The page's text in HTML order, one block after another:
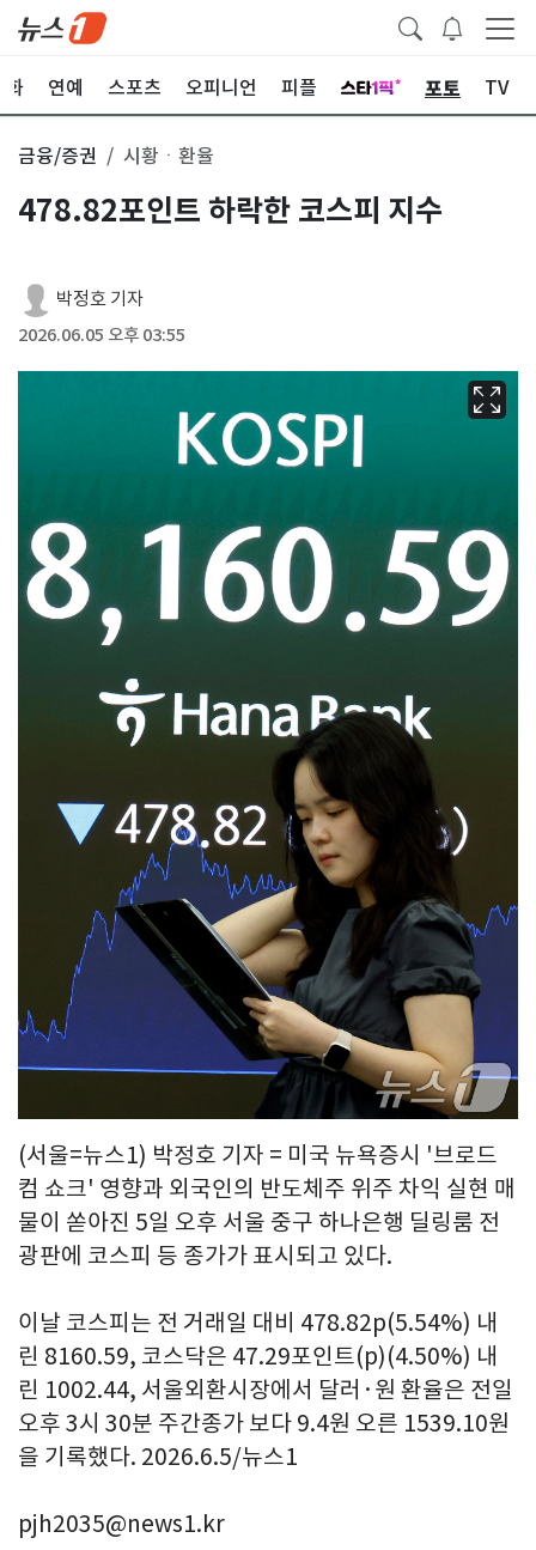
화 연예 스포츠 오피니언 피플 포토 TV
금융/증권 시황ㆍ환율
478.82포인트 하락한 코스피 지수
박정호 기자
2026.06.05 오후 03:55
(서울=뉴스1) 박정호 기자 = 미국 뉴욕증시 '브로드
컴 쇼크' 영향과 외국인의 반도체주 위주 차익 실현 매
물이 쏟아진 5일 오후 서울 중구 하나은행 딜링룸 전
광판에 코스피 등 종가가 표시되고 있다.
이날 코스피는 전 거래일 대비 478.82p(5.54%) 내
린 8160.59, 코스닥은 47.29포인트(p)(4.50%) 내
린 1002.44, 서울외환시장에서 달러·원 환율은 전일
오후 3시 30분 주간종가 보다 9.4원 오른 1539.10원
을 기록했다. 2026.6.5/뉴스1
pjh2035@news1.kr